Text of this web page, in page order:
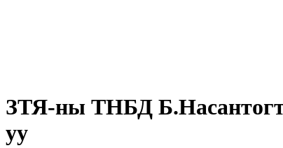
ЗТЯ-ны ТНБД
уу